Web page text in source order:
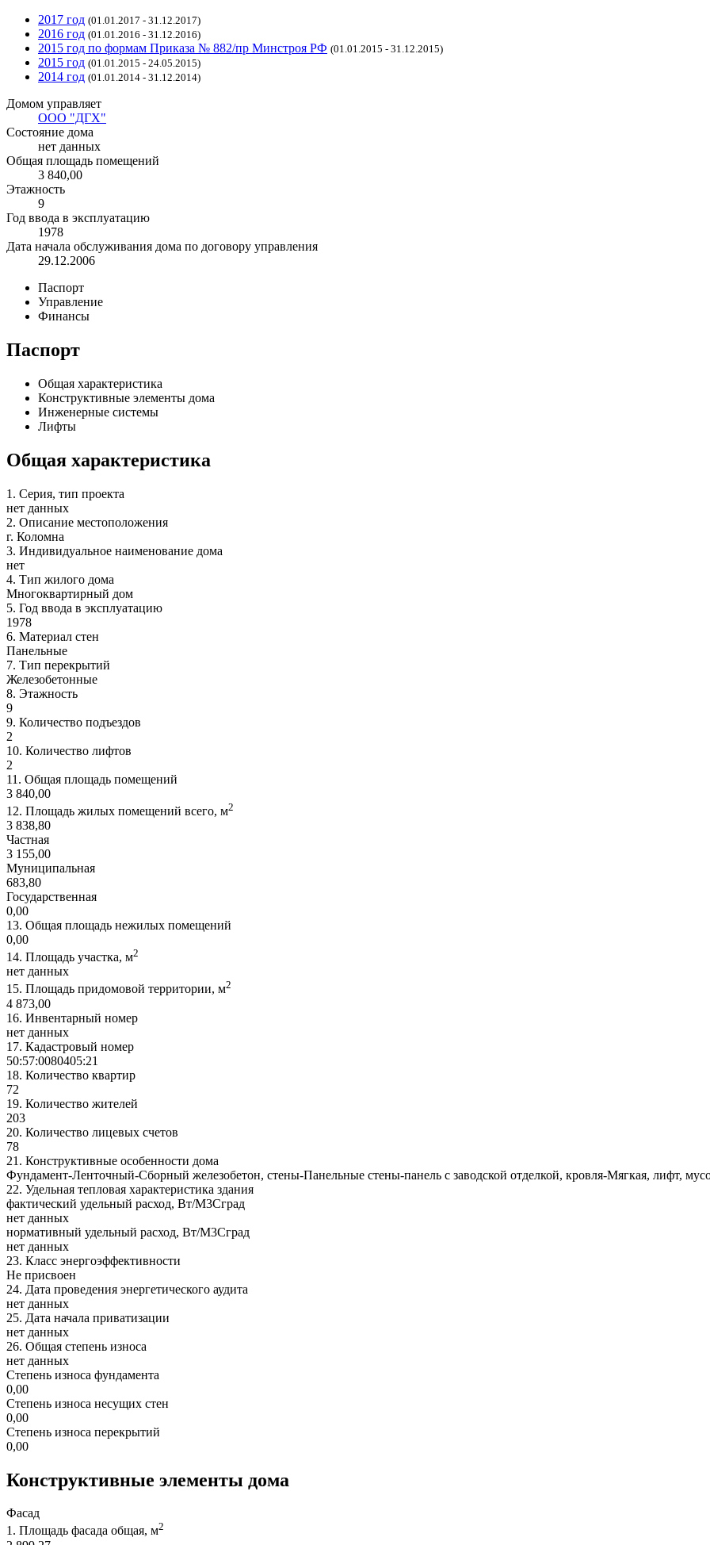
2017 год (01.01.2017 - 31.12.2017)
2016 год (01.01.2016 - 31.12.2016)
2015 год по формам Приказа № 882/пр Минстроя РФ (01.01.2015 - 31.12.2015)
2015 год (01.01.2015 - 24.05.2015)
2014 год (01.01.2014 - 31.12.2014)
Домом управляет
ООО "ДГХ"
Состояние дома
нет данных
Общая площадь помещений
3 840,00
Этажность
9
Год ввода в эксплуатацию
1978
Дата начала обслуживания дома по договору управления
29.12.2006
Паспорт
Управление
Финансы
Паспорт
Общая характеристика
Конструктивные элементы дома
Инженерные системы
Лифты
Общая характеристика
1. Серия, тип проекта
нет данных
2. Описание местоположения
г. Коломна
3. Индивидуальное наименование дома
нет
4. Тип жилого дома
Многоквартирный дом
5. Год ввода в эксплуатацию
1978
6. Материал стен
Панельные
7. Тип перекрытий
Железобетонные
8. Этажность
9
9. Количество подъездов
2
10. Количество лифтов
2
11. Общая площадь помещений
3 840,00
12. Площадь жилых помещений всего, м2
3 838,80
Частная
3 155,00
Муниципальная
683,80
Государственная
0,00
13. Общая площадь нежилых помещений
0,00
14. Площадь участка, м2
нет данных
15. Площадь придомовой территории, м2
4 873,00
16. Инвентарный номер
нет данных
17. Кадастровый номер
50:57:0080405:21
18. Количество квартир
72
19. Количество жителей
203
20. Количество лицевых счетов
78
21. Конструктивные особенности дома
Фундамент-Ленточный-Сборный железобетон, стены-Панельные стены-панель с заводской отделкой, кровля-Мягкая, лифт,
22. Удельная тепловая характеристика здания
фактический удельный расход, Вт/М3Сград
нет данных
нормативный удельный расход, Вт/М3Сград
нет данных
23. Класс энергоэффективности
Не присвоен
24. Дата проведения энергетического аудита
нет данных
25. Дата начала приватизации
нет данных
26. Общая степень износа
нет данных
Степень износа фундамента
0,00
Степень износа несущих стен
0,00
Степень износа перекрытий
0,00
Конструктивные элементы дома
Фасад
1. Площадь фасада общая, м2